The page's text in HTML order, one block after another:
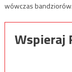
wówczas bandziorów.
Wspieraj